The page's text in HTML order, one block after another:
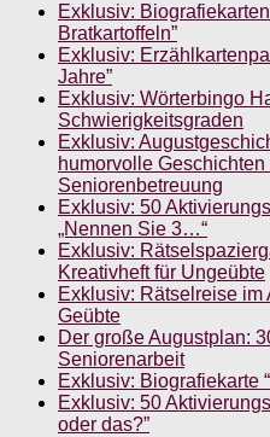
Exklusiv:
Bratkartoffeln”
Exklusiv:
Jahre”
Exklusiv: Wörterbingo
Schwierigkeitsgraden
Exklusiv:
humorvolle
Seniorenbetreuung
Exklusiv: 50
„Nennen Sie 3…“
Exklusiv:
Kreativheft für Ungeübte
Exklusiv: Rätselreise im
Geübte
Der große Augustplan:
Seniorenarbeit
Exklusiv: Biografiekarte
Exklusiv: 50
oder das?”